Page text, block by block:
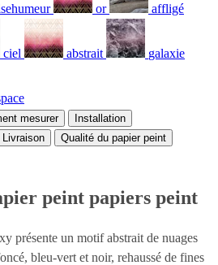
or affligé
ciel abstrait galaxie
mesurer
Installation
Livraison Qualité du papier peint
peint papiers peint
présente un motif abstrait de nuages
bleu-vert et noir, rehaussé de fines